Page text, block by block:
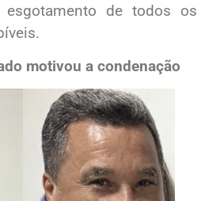
de todos os
motivou a condenação